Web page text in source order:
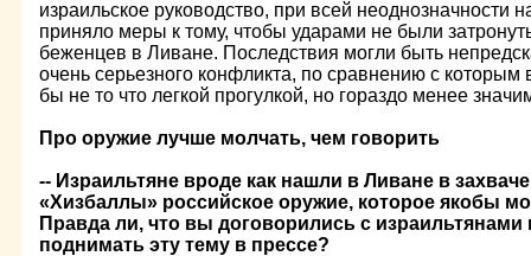
израильское руководство, при всей неоднозначности
приняло меры к тому, чтобы ударами не были
беженцев в Ливане. Последствия могли быть
очень серьезного конфликта, по сравнению с которым
бы не то что легкой прогулкой, но гораздо менее
Про оружие лучше молчать, чем говорить
-- Израильтяне вроде как нашли в Ливане в
«Хизбаллы» российское оружие, которое якобы
Правда ли, что вы договорились с
поднимать эту тему в прессе?